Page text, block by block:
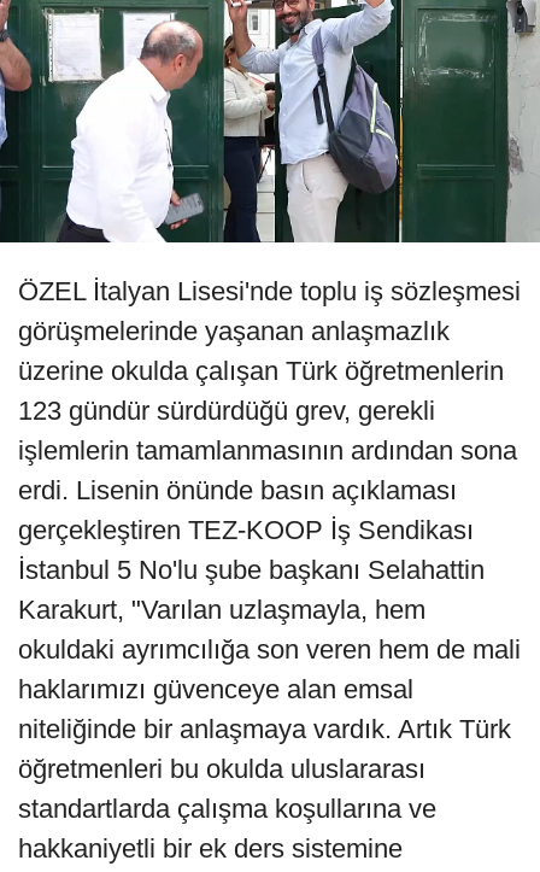
ÖZEL İtalyan Lisesi'nde toplu iş sözleşmesi
görüşmelerinde yaşanan anlaşmazlık
üzerine okulda çalışan Türk öğretmenlerin
123 gündür sürdürdüğü grev, gerekli
işlemlerin tamamlanmasının ardından sona
erdi. Lisenin önünde basın açıklaması
gerçekleştiren TEZ-KOOP İş Sendikası
İstanbul 5 No'lu şube başkanı Selahattin
Karakurt, "Varılan uzlaşmayla, hem
okuldaki ayrımcılığa son veren hem de mali
haklarımızı güvenceye alan emsal
niteliğinde bir anlaşmaya vardık. Artık Türk
öğretmenleri bu okulda uluslararası
standartlarda çalışma koşullarına ve
hakkaniyetli bir ek ders sistemine